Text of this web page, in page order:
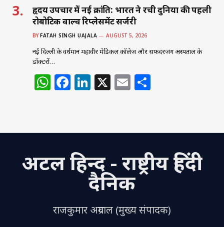
हृदय उपचार में नई क्रांति: भारत ने रची दुनिया की पहली
रोबोटिक वाल्व रिप्लेसमेंट सर्जरी
BY FATAH SINGH UAJALA AUGUST 5, 2026
नई दिल्ली के वर्धमान महावीर मेडिकल कॉलेज और सफदरजंग अस्पताल के
डॉक्टरों…
W
s
p
p
F
e
o
o
Li
e
n
X E
l e
अटल हिन्द - राष्ट्रीय हिंदी
दैनिक
राजकुमार अग्रवाल (मुख्य संपादक)